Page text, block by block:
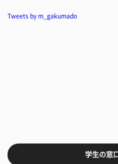
Tweets by m_gakumado
学生の窓